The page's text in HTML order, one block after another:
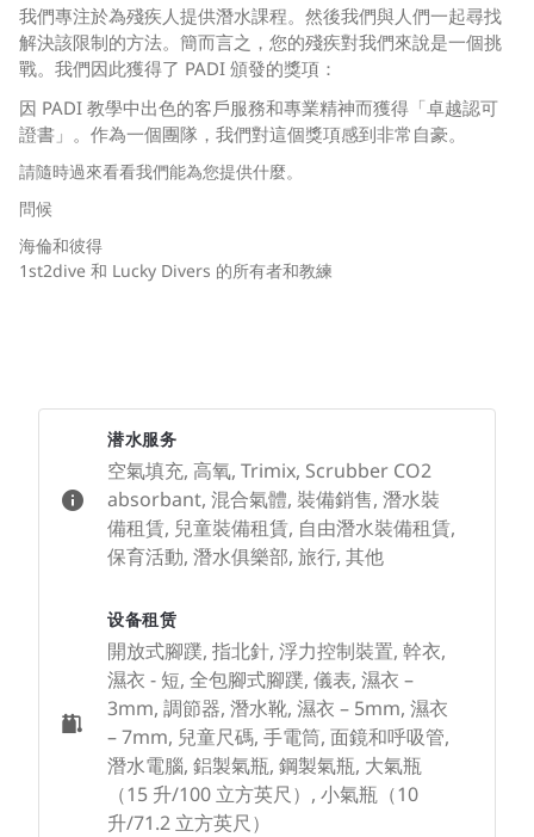
我們專注於為殘疾人提供潛水課程。然後我們與人們一起尋找
解決該限制的方法。簡而言之，您的殘疾對我們來說是一個挑
戰。我們因此獲得了 PADI 頒發的獎項：
因 PADI 教學中出色的客戶服務和專業精神而獲得「卓越認可
證書」。作為一個團隊，我們對這個獎項感到非常自豪。
請隨時過來看看我們能為您提供什麼。
問候
海倫和彼得
1st2dive 和 Lucky Divers 的所有者和教練
潜水服务
空氣填充, 高氧, Trimix, Scrubber CO2
absorbant, 混合氣體, 裝備銷售, 潛水裝
備租賃, 兒童裝備租賃, 自由潛水裝備租賃,
保育活動, 潛水俱樂部, 旅行, 其他
设备租赁
開放式腳蹼, 指北針, 浮力控制裝置, 幹衣,
濕衣 - 短, 全包腳式腳蹼, 儀表, 濕衣 –
3mm, 調節器, 潛水靴, 濕衣 – 5mm, 濕衣
– 7mm, 兒童尺碼, 手電筒, 面鏡和呼吸管,
潛水電腦, 鋁製氣瓶, 鋼製氣瓶, 大氣瓶
（15 升/100 立方英尺）, 小氣瓶（10
升/71.2 立方英尺）